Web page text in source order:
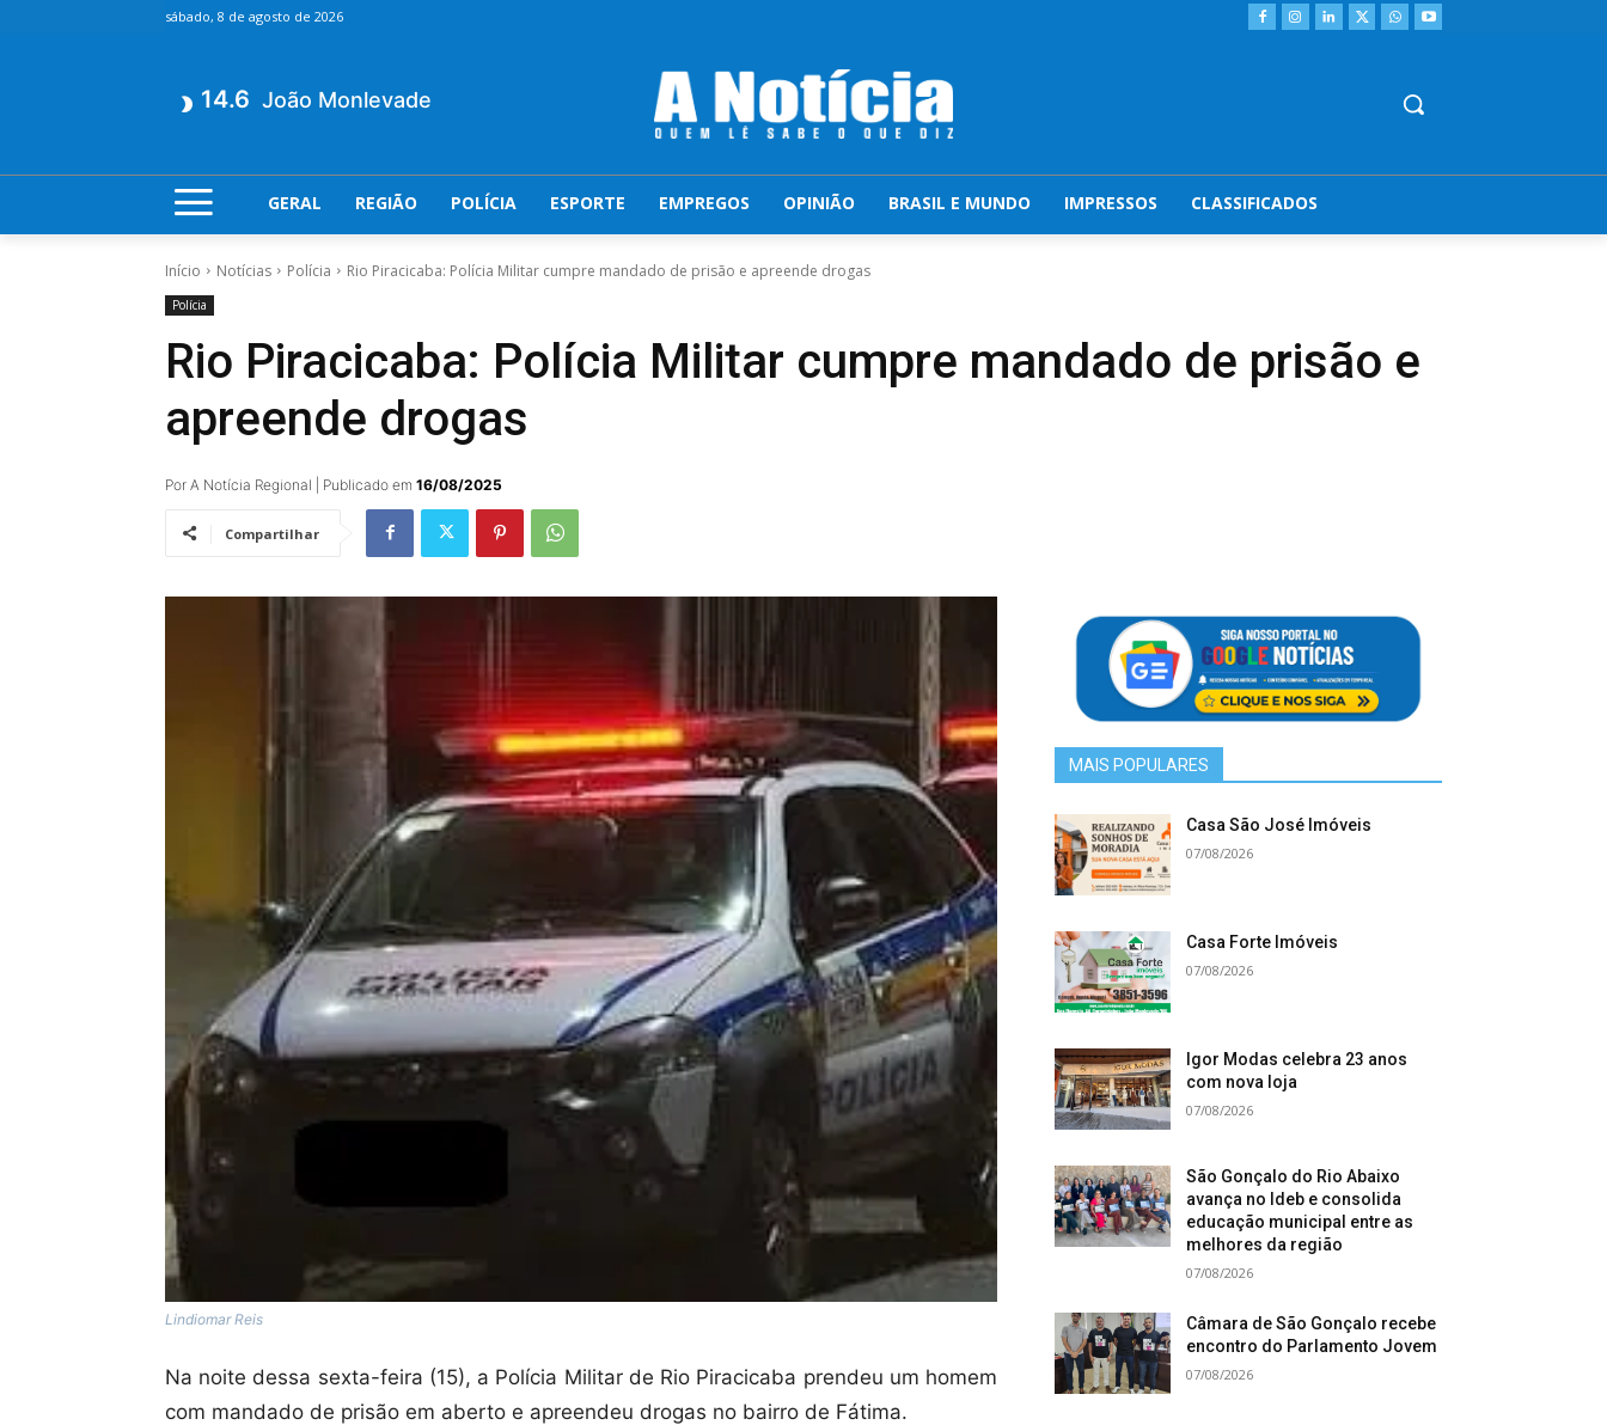
sábado, 8 de agosto de 2026
14.6 João Monlevade
GERAL REGIÃO POLÍCIA ESPORTE EMPREGOS OPINIÃO BRASIL E MUNDO IMPRESSOS CLASSIFICADOS
Início Notícias Polícia Rio Piracicaba: Polícia Militar cumpre mandado de prisão e apreende drogas
Polícia
Rio Piracicaba: Polícia Militar cumpre mandado de prisão e
apreende drogas
Por A Notícia Regional | Publicado em 16/08/2025
Compartilhar
Lindiomar Reis
Na noite dessa sexta-feira (15), a Polícia Militar de Rio Piracicaba prendeu um homem
com mandado de prisão em aberto e apreendeu drogas no bairro de Fátima.
MAIS POPULARES
Casa São José Imóveis
07/08/2026
Casa Forte Imóveis
07/08/2026
Igor Modas celebra 23 anos
com nova loja
07/08/2026
São Gonçalo do Rio Abaixo
avança no Ideb e consolida
educação municipal entre as
melhores da região
07/08/2026
Câmara de São Gonçalo recebe
encontro do Parlamento Jovem
07/08/2026